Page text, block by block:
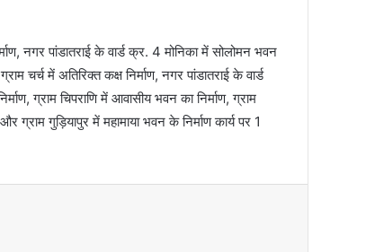
नगर पांडातराई के वार्ड क्र. 4 मोनिका में सोलोमन भवन
चर्च में अतिरिक्त कक्ष निर्माण, नगर पांडातराई के वार्ड
ग्राम चिपराणि में आवासीय भवन का निर्माण, ग्राम
ग्राम गुड़ियापुर में महामाया भवन के निर्माण कार्य पर 1